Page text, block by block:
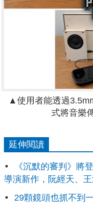
▲使用者能透過
式將音樂
延伸閱讀
《沉默的審判》將
導演新作，阮經天、
29顆鏡頭也抓不到